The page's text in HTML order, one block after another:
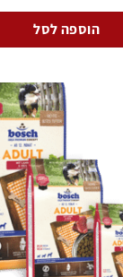
הוספה לסל